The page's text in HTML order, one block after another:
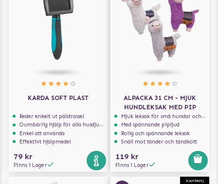
KARDA SOFT PLAST
Reder enkelt ut pälstrassel
Oumbärlig hjälp för alla husdjursägare
Enkel att använda
Effektivt hjälpmedel
79 kr
Finns i Lager
ALPACKA 31 CM - MJUK
HUNDLEKSAK MED PIP
Mjuk leksak för små hundar och valpar.
Med spännande pipljud
Rolig och spännande leksak
Snäll mot tänder och tandkött
119 kr
Finns i Lager
KAMPANJ